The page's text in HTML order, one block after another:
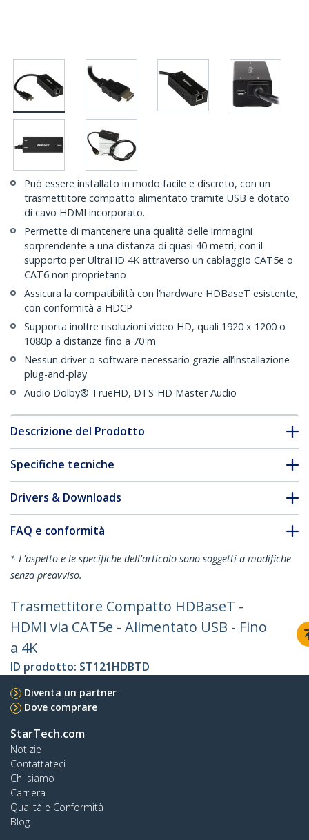
Può essere installato in modo facile e discreto, con un
trasmettitore compatto alimentato tramite USB e dotato
di cavo HDMI incorporato.
Permette di mantenere una qualità delle immagini
sorprendente a una distanza di quasi 40 metri, con il
supporto per UltraHD 4K attraverso un cablaggio CAT5e o
CAT6 non proprietario
Assicura la compatibilità con l’hardware HDBaseT esistente,
con conformità a HDCP
Supporta inoltre risoluzioni video HD, quali 1920 x 1200 o
1080p a distanze fino a 70 m
Nessun driver o software necessario grazie all’installazione
plug-and-play
Audio Dolby® TrueHD, DTS-HD Master Audio
Descrizione del Prodotto
Specifiche tecniche
Drivers & Downloads
FAQ e conformità
* L'aspetto e le specifiche dell'articolo sono soggetti a modifiche
senza preavviso.
Trasmettitore Compatto HDBaseT -
HDMI via CAT5e - Alimentato USB - Fino
a 4K
ID prodotto: ST121HDBTD
Diventa un partner
Dove comprare
StarTech.com
Notizie
Contattateci
Chi siamo
Carriera
Qualità e Conformità
Blog